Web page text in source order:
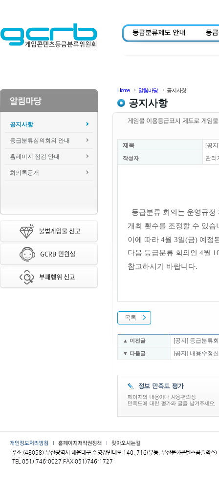
공지사항
등급분류심의회의 안내
홈페이지 점검 안내
회의록공개
Home 알림마당 공지사항
공지사항
제목 [공
작성자 관리
등급분류 회의는 운영규
개최 횟수를 조정할 수 있습
이에 따라 4월 3일(금)예정
다음 등급분류 회의인 4월
참고하시기 바랍니다.
목록
▲ 이전글 [공지] 등급분류
▼ 다음글 [공지] 내용수정